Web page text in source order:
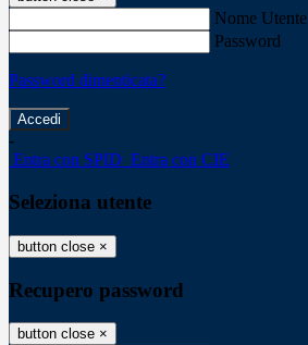
Nome Utente
Password
Password dimenticata?
-
Entra con SPID Entra con CIE
Seleziona utente
button close ×
Recupero password
button close ×